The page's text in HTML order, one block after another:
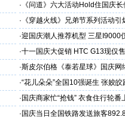
· 《问道》六大活动Hold住国庆长
· 《穿越火线》兄弟节系列活动
·迎国庆潮人推荐机型 三星I9000
·十一国庆大促销 HTC G13现仅
·斯皮尔伯格《泰若星球》国庆网
·“花儿朵朵”全国10强诞生 张姣
· 国庆商家忙“抢钱” 衣食住行轮番
· 国庆当日全国铁路发送旅客